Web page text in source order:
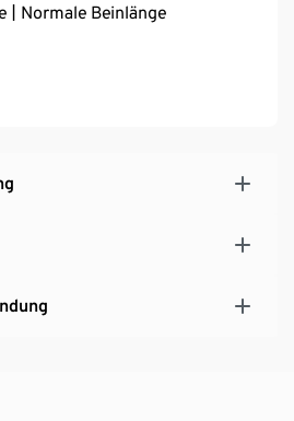
| Normale Beinlänge